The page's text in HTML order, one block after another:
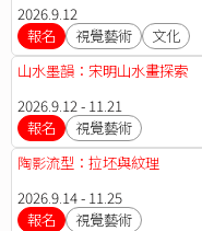
2026.9.12
報名
視覺藝術 文化
山水墨韻：宋明山水畫探索
2026.9.12 - 11.21
報名
視覺藝術
陶影流型：拉坯與紋理
2026.9.14 - 11.25
報名
視覺藝術